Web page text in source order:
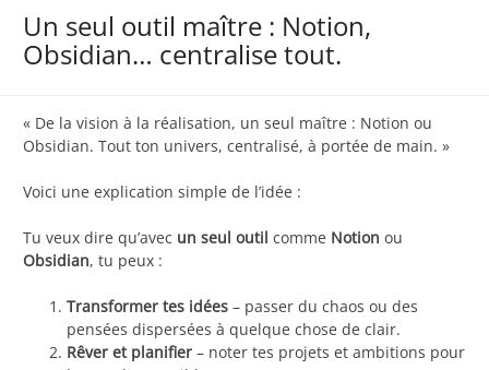
Un seul outil maître : Notion,
Obsidian… centralise tout.
« De la vision à la réalisation, un seul maître : Notion ou
Obsidian. Tout ton univers, centralisé, à portée de main. »
Voici une explication simple de l’idée :
Tu veux dire qu’avec un seul outil comme Notion ou
Obsidian, tu peux :
Transformer tes idées – passer du chaos ou des
pensées dispersées à quelque chose de clair.
Rêver et planifier – noter tes projets et ambitions pour